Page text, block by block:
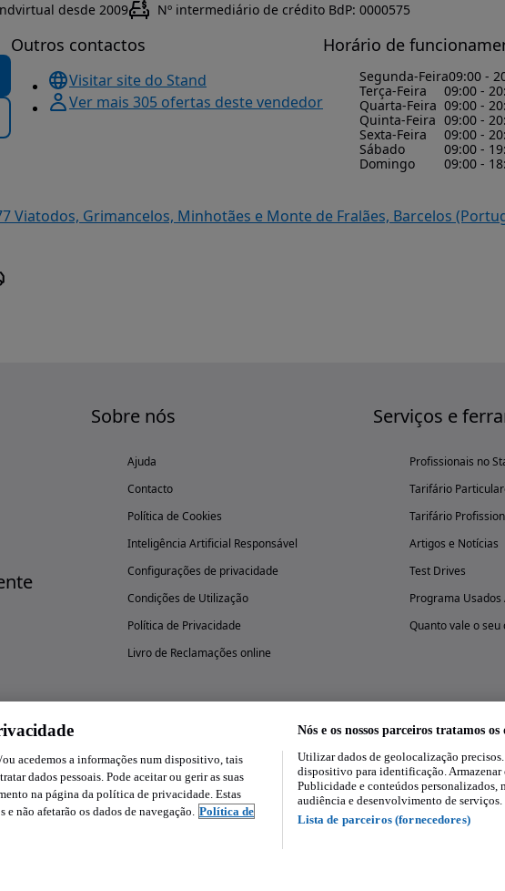
desde 2009 Nº intermediário de crédito BdP: 0000575
Outros contactos
Visitar site do Stand
Ver mais 305 ofertas deste vendedor
Horário de
Segunda-Feira09:00 -
Terça-Feira
09:00 -
Quarta-Feira 09:00 -
Quinta-Feira 09:00 -
Sexta-Feira
09:00 -
Sábado
09:00 -
Domingo
09:00 -
Viatodos, Grimancelos, Minhotães e Monte de Fralães, Barcelos
Sobre nós
Ajuda
Contacto
Política de Cookies
Inteligência Artificial Responsável
Configurações de privacidade
Condições de Utilização
Política de Privacidade
Livro de Reclamações online
Serviços e
Profissionais no
Tarifário
Tarifário
Artigos e Notícias
Test Drives
Programa Usados
Quanto vale o seu
Experimenta a aplicação
ou acedemos a informações num dispositivo, tais
dados pessoais. Pode aceitar ou gerir as suas
na página da política de privacidade. Estas
e não afetarão os dados de navegação. Política de
Nós e os nossos parceiros tratamos
Utilizar dados de geolocalização
dispositivo para identificação.
Publicidade e conteúdos personalizados,
audiência e desenvolvimento de serviços.
Lista de parceiros (fornecedores)